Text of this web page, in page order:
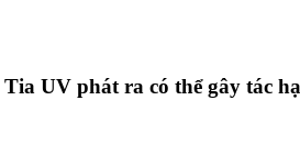
UV phát ra có thể gây tác